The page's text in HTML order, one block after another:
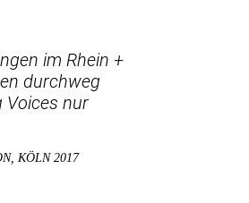
im Rhein +
durchweg
Voices nur
KÖLN 2017